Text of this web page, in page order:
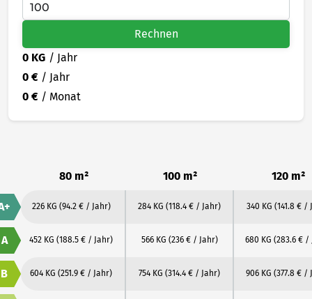
Rechnen
0 KG / Jahr
0 € / Jahr
0 € / Monat
80 m² 100 m² 120 m²
226 KG (94.2 € / Jahr) 284 KG (118.4 € / Jahr) 340 KG (141.8 € /
A 452 KG (188.5 € / Jahr) 566 KG (236 € / Jahr) 680 KG (283.6 € /
B 604 KG (251.9 € / Jahr) 754 KG (314.4 € / Jahr) 906 KG (377.8 € /